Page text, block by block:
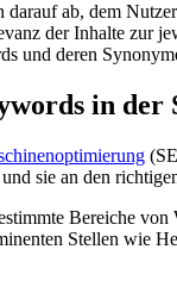
darauf ab, dem
der Inhalte zur
und deren
in der
und sie an den
Bereiche
Stellen wie